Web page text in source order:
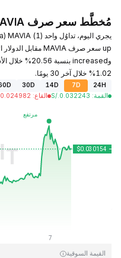
مُخطَّط سعر صرف MAVIA مقابل الدولار الأمريكي
1.02% خلال آخر 30 يومًا.
24H
7D
14D
30D
60D
القمة:
S/. 0.032243 القاع:
0.024982
القيمة السوقية